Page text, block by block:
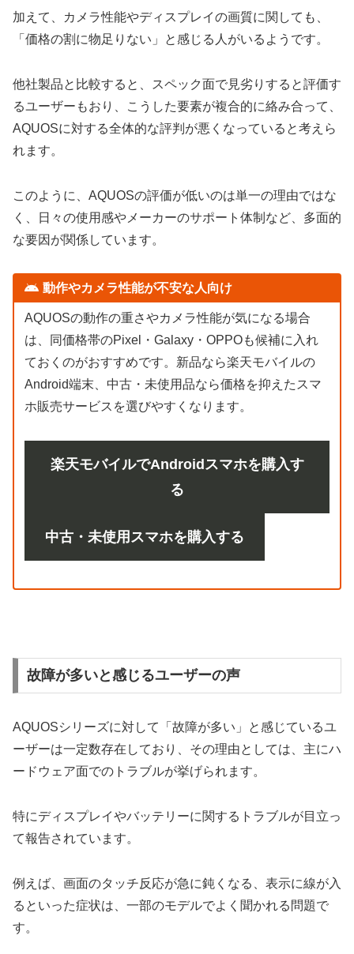
加えて、カメラ性能やディスプレイの画質に関しても、
「価格の割に物足りない」と感じる人がいるようです。
他社製品と比較すると、スペック面で見劣りすると評価す
るユーザーもおり、こうした要素が複合的に絡み合って、
AQUOSに対する全体的な評判が悪くなっていると考えら
れます。
このように、AQUOSの評価が低いのは単一の理由ではな
く、日々の使用感やメーカーのサポート体制など、多面的
な要因が関係しています。
動作やカメラ性能が不安な人向け
AQUOSの動作の重さやカメラ性能が気になる場合
は、同価格帯のPixel・Galaxy・OPPOも候補に入れ
ておくのがおすすめです。新品なら楽天モバイルの
Android端末、中古・未使用品なら価格を抑えたスマ
ホ販売サービスを選びやすくなります。
楽天モバイルでAndroidスマホを購入す
る
中古・未使用スマホを購入する
故障が多いと感じるユーザーの声
AQUOSシリーズに対して「故障が多い」と感じているユ
ーザーは一定数存在しており、その理由としては、主にハ
ードウェア面でのトラブルが挙げられます。
特にディスプレイやバッテリーに関するトラブルが目立っ
て報告されています。
例えば、画面のタッチ反応が急に鈍くなる、表示に線が入
るといった症状は、一部のモデルでよく聞かれる問題で
す。